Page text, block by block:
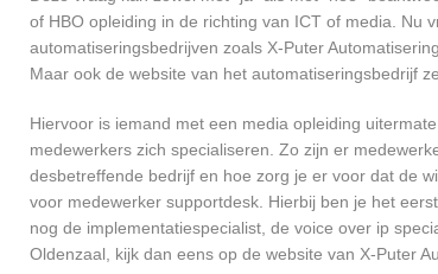
of HBO opleiding in de richting van ICT of media. Nu
automatiseringsbedrijven zoals X-Puter
Maar ook de website van het automatiseringsbedrijf
Hiervoor is iemand met een media opleiding
medewerkers zich specialiseren. Zo zijn er
desbetreffende bedrijf en hoe zorg je er voor dat de
voor medewerker supportdesk. Hierbij ben je het
nog de implementatiespecialist, de voice over ip
Oldenzaal, kijk dan eens op de website van X-Puter